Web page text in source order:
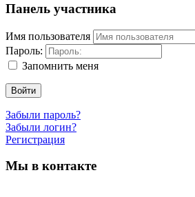
Панель участника
Имя пользователя
Пароль:
Запомнить меня
Войти
Забыли пароль?
Забыли логин?
Регистрация
Мы в контакте